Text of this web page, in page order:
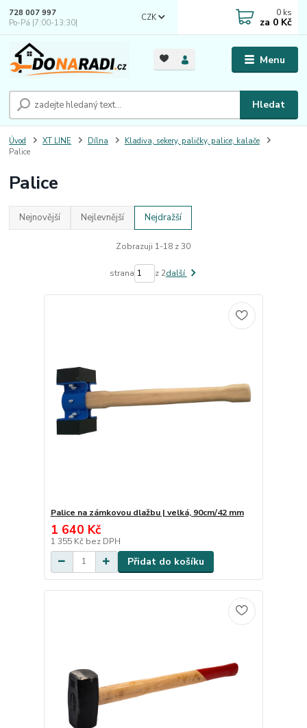
Menu
CZK
Hledat
728 007 997
Po-Pá |7:00-13:30|
0 ks
za 0 Kč
Úvod XT LINE Dílna
Kladiva, sekery, paličky, palice, kalače
Palice
Palice
Nejnovější Nejlevnější Nejdražší
Zobrazuji 1-18 z 30
strana z 2další
Palice na zámkovou dlažbu | velká, 90cm/42 mm
1 640 Kč
1 355 Kč bez DPH
Přidat do košíku